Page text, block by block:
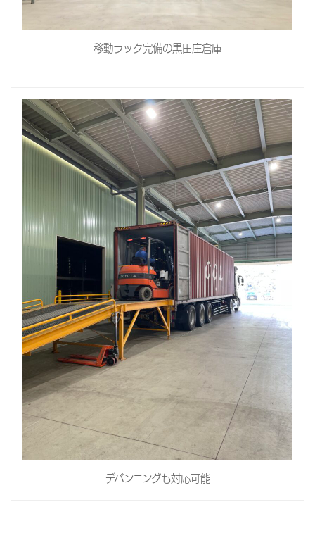
移動ラック完備の黒田庄倉庫
デバンニングも対応可能